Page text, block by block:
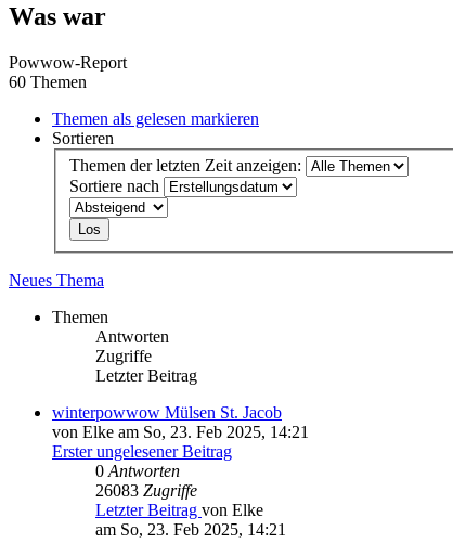
Was war
Powwow-Report
60 Themen
Themen als gelesen markieren
Sortieren
Themen der letzten Zeit anzeigen:
Sortiere nach
Neues Thema
Themen
Antworten
Zugriffe
Letzter Beitrag
winterpowwow Mülsen St. Jacob
von Elke am So, 23. Feb 2025, 14:21
Erster ungelesener Beitrag
0 Antworten
26083 Zugriffe
Letzter Beitrag von Elke
am So, 23. Feb 2025, 14:21